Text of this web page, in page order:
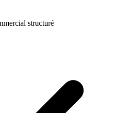
structuré